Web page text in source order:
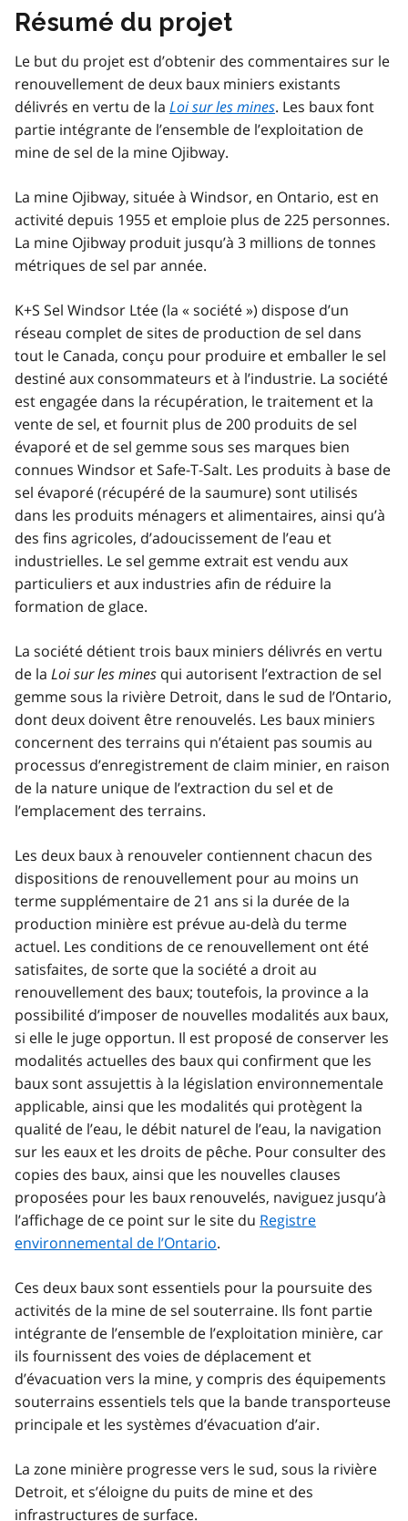
Résumé du projet
Le but du projet est d’obtenir des commentaires sur le
renouvellement de deux baux miniers existants
délivrés en vertu de la Loi sur les mines. Les baux font
partie intégrante de l’ensemble de l’exploitation de
mine de sel de la mine Ojibway.
La mine Ojibway, située à Windsor, en Ontario, est en
activité depuis 1955 et emploie plus de 225 personnes.
La mine Ojibway produit jusqu’à 3 millions de tonnes
métriques de sel par année.
K+S Sel Windsor Ltée (la « société ») dispose d’un
réseau complet de sites de production de sel dans
tout le Canada, conçu pour produire et emballer le sel
destiné aux consommateurs et à l’industrie. La société
est engagée dans la récupération, le traitement et la
vente de sel, et fournit plus de 200 produits de sel
évaporé et de sel gemme sous ses marques bien
connues Windsor etSafe-T-Salt. Les produits à base de
sel évaporé (récupéré de la saumure) sont utilisés
dans les produits ménagers et alimentaires, ainsi qu’à
des fins agricoles, d’adoucissement de l’eau et
industrielles. Le sel gemme extrait est vendu aux
particuliers et aux industries afin de réduire la
formation de glace.
La société détient trois baux miniers délivrés en vertu
de la Loi sur les mines qui autorisent l’extraction de sel
gemme sous la rivière Detroit, dans le sud de l’Ontario,
dont deux doivent être renouvelés. Les baux miniers
concernent des terrains qui n’étaient pas soumis au
processus d’enregistrement de claim minier, en raison
de la nature unique de l’extraction du sel et de
l’emplacement des terrains.
Les deux baux à renouveler contiennent chacun des
dispositions de renouvellement pour au moins un
terme supplémentaire de 21 ans si la durée de la
production minière est prévue au-delà du terme
actuel. Les conditions de ce renouvellement ont été
satisfaites, de sorte que la société a droit au
renouvellement des baux; toutefois, la province a la
possibilité d’imposer de nouvelles modalités aux baux,
si elle le juge opportun. Il est proposé de conserver les
modalités actuelles des baux qui confirment que les
baux sont assujettis à la législation environnementale
applicable, ainsi que les modalités qui protègent la
qualité de l’eau, le débit naturel de l’eau, la navigation
sur les eaux et les droits de pêche. Pour consulter des
copies des baux, ainsi que les nouvelles clauses
proposées pour les baux renouvelés, naviguez jusqu’à
l’affichage de ce point sur le site du Registre
environnemental de l’Ontario.
Ces deux baux sont essentiels pour la poursuite des
activités de la mine de sel souterraine. Ils font partie
intégrante de l’ensemble de l’exploitation minière, car
ils fournissent des voies de déplacement et
d’évacuation vers la mine, y compris des équipements
souterrains essentiels tels que la bande transporteuse
principale et les systèmes d’évacuation d’air.
La zone minière progresse vers le sud, sous la rivière
Detroit, et s’éloigne du puits de mine et des
infrastructures de surface.